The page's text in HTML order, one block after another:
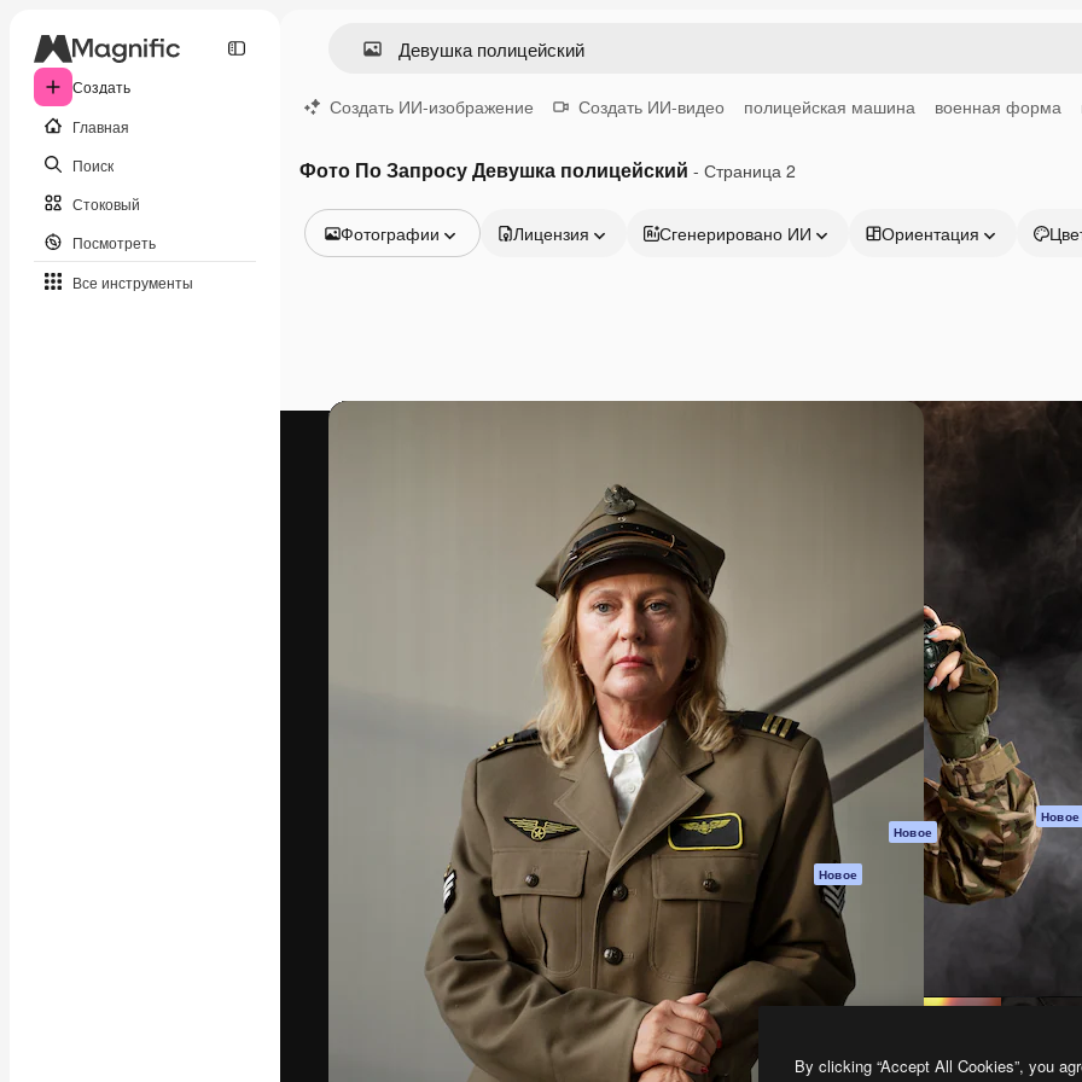
Создать
Главная
Поиск
Стоковый
Посмотреть
Все инструменты
Создать ИИ-изображение Создать ИИ-видео полицейская машина военная форма
Фото По Запросу Девушка полицейский - Страница 2
Фотографии
Видео
Лицензия Сгенерировано ИИ Ориентация
Креативная платформа для создания
ваших лучших работ. Более 1 миллиона
подписчиков среди креаторов,
предприятий, агентств и студий.
изображений ИИ
Генератор видео
ИИ
Генератор голоса
на основе ИИ
Стоковый контент
MCP для
Claude/ChatGPT
Новое
Агенты Новое
Мобильное
приложение
Все инструменты
Пакету ИИ
Служба
поддержки
Условия и
положения
Политика
Оригиналы Новое
Политика файлов
cookie
Центр доверия
By clicking “Accept All Cookies”, you